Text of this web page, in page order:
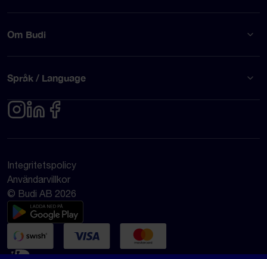
Om Budi
Språk / Language
Integritetspolicy
Användarvillkor
© Budi AB 2026